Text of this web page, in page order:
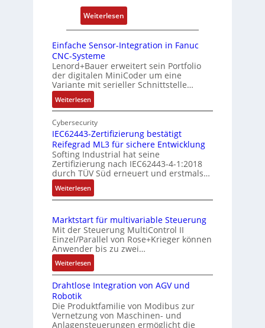
e
e
e
r
y
i
P
o
s
i
i
o
e
s
s
u
n
n
d
Z
u
t
a
n
d
Weiterlesen:
D
h
g
e
e
k
o
m
b
n
e
r
t
o
s
t
i
Einfache Sensor-Integration in Fanuc
CNC-Systeme
Lenord+Bauer erweitert sein Portfolio
der digitalen MiniCoder um eine
Variante mit serieller Schnittstelle…
Weiterlesen:
E
i
n
a
c
h
e
S
n
s
o
r
-
I
n
e
g
Cybersecurity
IEC62443-Zertifizierung bestätigt
Reifegrad ML3 für sichere Entwicklung
Softing Industrial hat seine
Zertifizierung nach IEC62443-4-1:2018
durch TÜV Süd erneuert und erstmals…
Weiterlesen:
I
C
6
2
4
4
3
-
e
r
Marktstart für multivariable Steuerung
Mit der Steuerung MultiControl II
Einzel/Parallel von Rose+Krieger können
Anwender bis zu zwei…
Weiterlesen:
M
a
k
t
Drahtlose Integration von AGV und
Robotik
Die Produktfamilie von Modibus zur
Vernetzung von Maschinen- und
Anlagensteuerungen ermöglicht die